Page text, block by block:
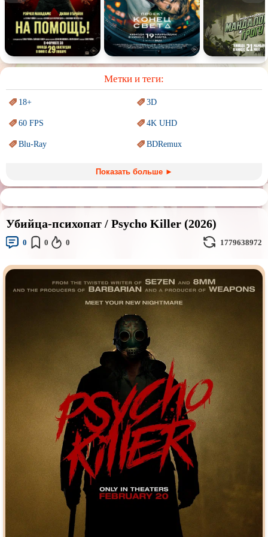
Спектакль Сказка Немое кино Для взрослых
Метки и теги:
18+ 3D
60 FPS 4K UHD
Blu-Ray BDRemux
Sci-Fi (Научнаяфантастика) Trash (трэш) movies
Авангард иСюрреализм Ангелы и Демоны
Аниме Антиутопия
Врачи
Индийское кино Киберпанк
Коллекция Комикс
Наркотики
Основанное на
событиях
Перевод Гоблина
Кубик в Кубе ПереводКураж-Бамбей
Подростковаяжестокость
Постапокалипсис Призраки
Про акул Про апокалипсис
Про богов Про богатых
Про вампиров Про ведьм
Про викингов Про выживание
Про гангстеров Про гонки
Показать больше ►
Убийца-психопат / Psycho Killer (2026)
0 0 0 1779638972